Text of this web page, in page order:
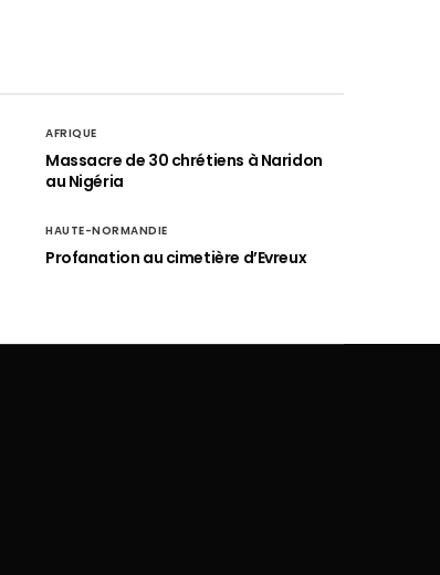
AFRIQUE
Massacre de 30 chrétiens à Naridon
au Nigéria
HAUTE-NORMANDIE
Profanation au cimetière d’Evreux